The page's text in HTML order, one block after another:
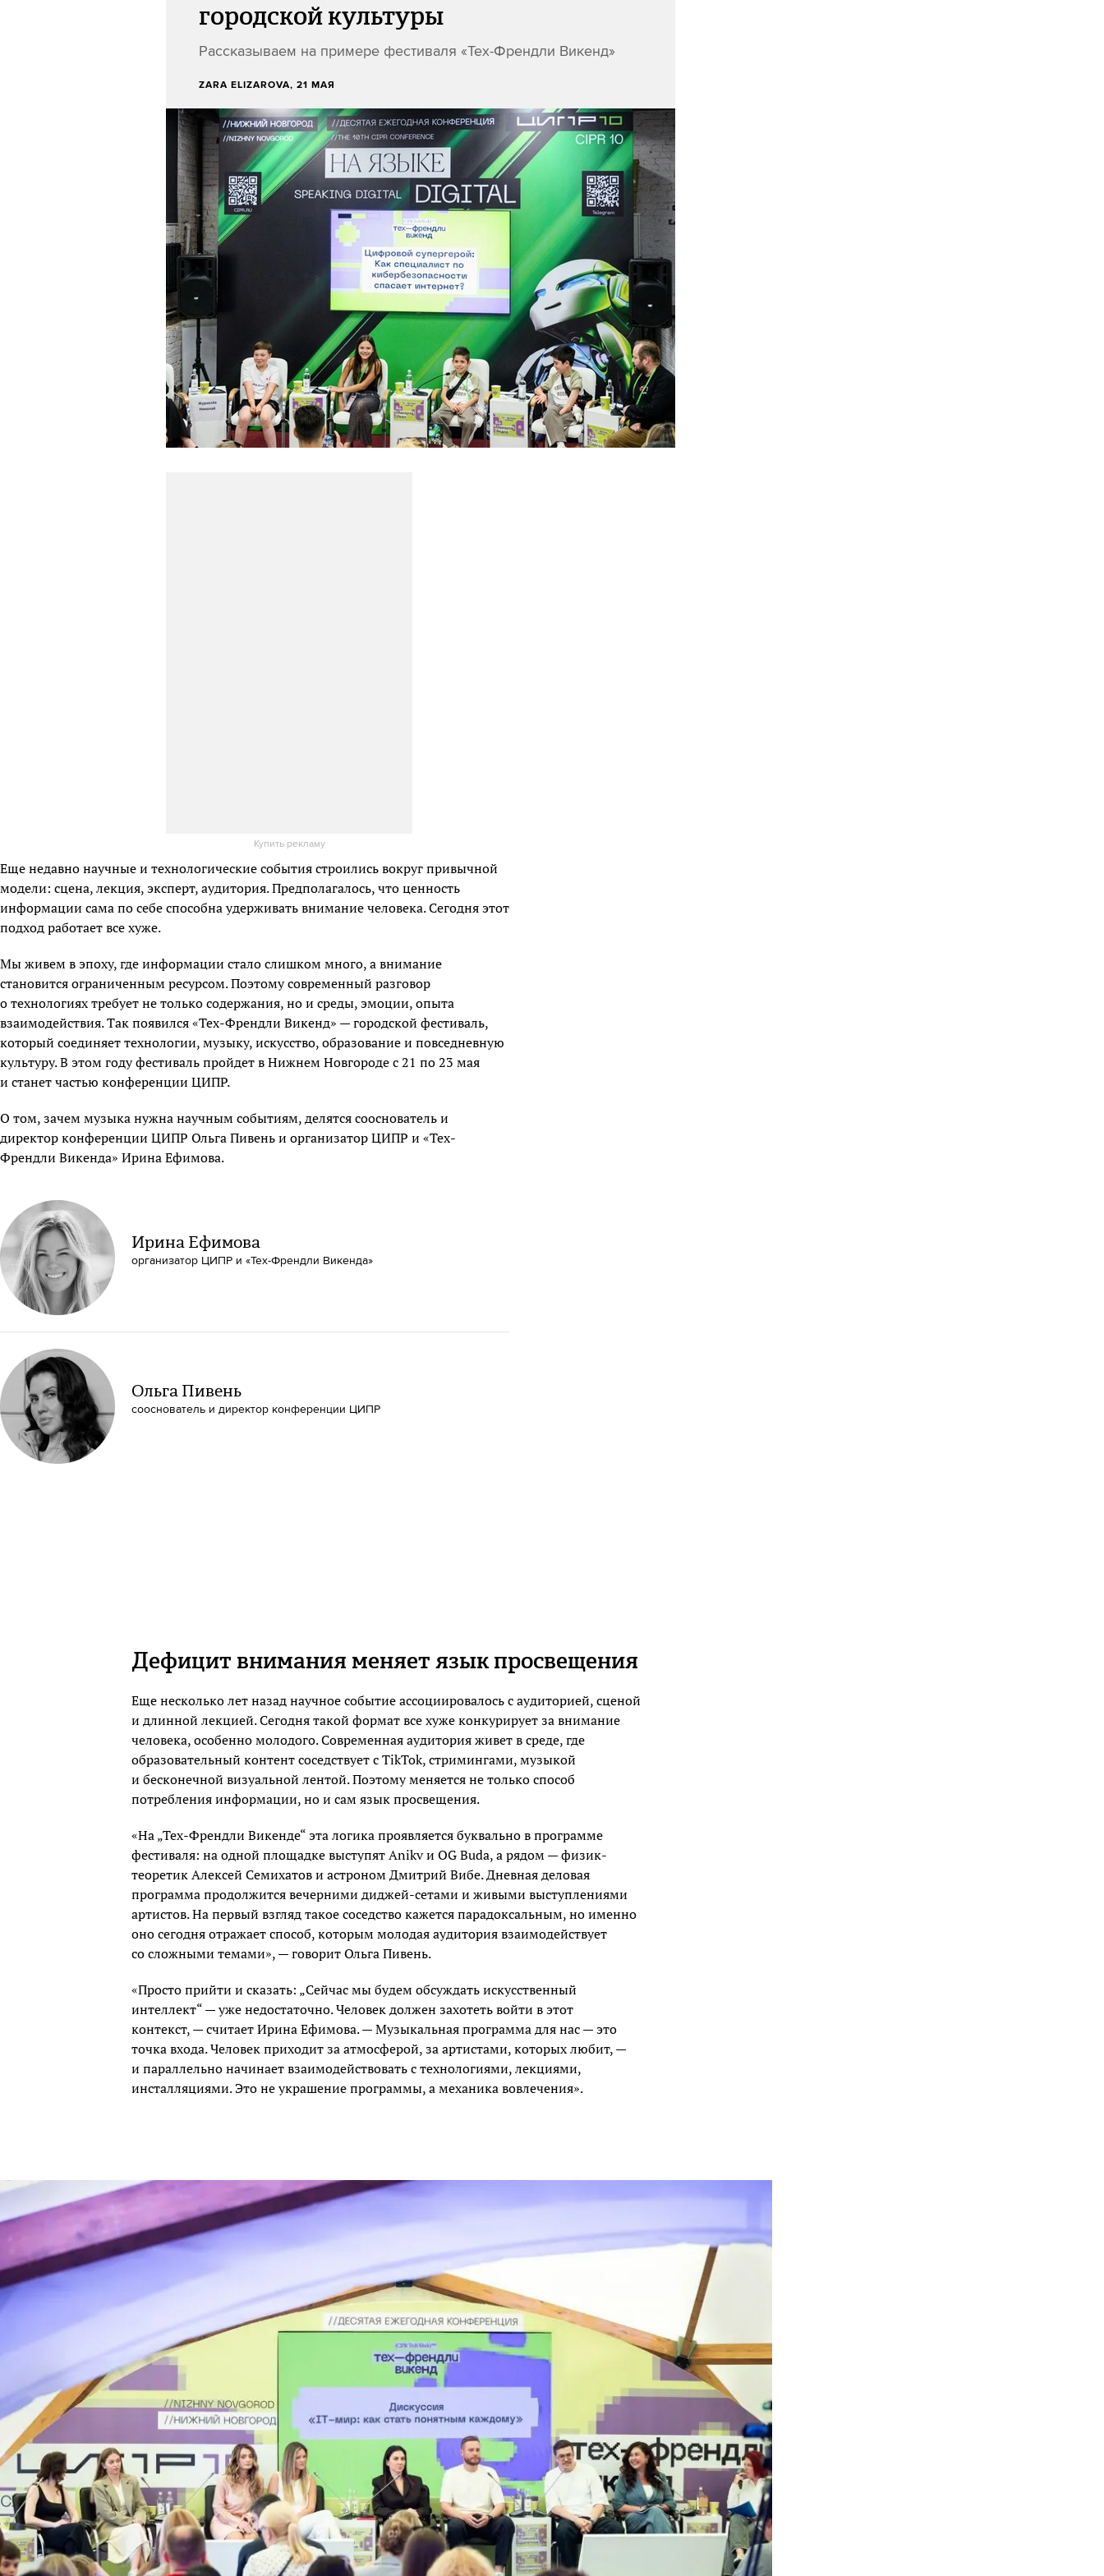
городской культуры
Рассказываем на примере фестиваля «Тех-Френдли Викенд»
ZARA ELIZAROVA, 21 МАЯ
Купить рекламу
Еще недавно научные и технологические события строились вокруг привычной
модели: сцена, лекция, эксперт, аудитория. Предполагалось, что ценность
информации сама по себе способна удерживать внимание человека. Сегодня этот
подход работает все хуже.
Мы живем в эпоху, где информации стало слишком много, а внимание
становится ограниченным ресурсом. Поэтому современный разговор
о технологиях требует не только содержания, но и среды, эмоции, опыта
взаимодействия. Так появился «Тех-Френдли Викенд» — городской фестиваль,
который соединяет технологии, музыку, искусство, образование и повседневную
культуру. В этом году фестиваль пройдет в Нижнем Новгороде с 21 по 23 мая
и станет частью конференции ЦИПР.
О том, зачем музыка нужна научным событиям, делятся сооснователь и
директор конференции ЦИПР Ольга Пивень и организатор ЦИПР и «Тех-
Френдли Викенда» Ирина Ефимова.
Ирина Ефимова
организатор ЦИПР и «Тех-Френдли Викенда»
Ольга Пивень
сооснователь и директор конференции ЦИПР
Дефицит внимания меняет язык просвещения
Еще несколько лет назад научное событие ассоциировалось с аудиторией, сценой
и длинной лекцией. Сегодня такой формат все хуже конкурирует за внимание
человека, особенно молодого. Современная аудитория живет в среде, где
образовательный контент соседствует с TikTok, стримингами, музыкой
и бесконечной визуальной лентой. Поэтому меняется не только способ
потребления информации, но и сам язык просвещения.
«На „Тех-Френдли Викенде“ эта логика проявляется буквально в программе
фестиваля: на одной площадке выступят Anikv и OG Buda, а рядом — физик-
теоретик Алексей Семихатов и астроном Дмитрий Вибе. Дневная деловая
программа продолжится вечерними диджей-сетами и живыми выступлениями
артистов. На первый взгляд такое соседство кажется парадоксальным, но именно
оно сегодня отражает способ, которым молодая аудитория взаимодействует
со сложными темами», — говорит Ольга Пивень.
«Просто прийти и сказать: „Сейчас мы будем обсуждать искусственный
интеллект“ — уже недостаточно. Человек должен захотеть войти в этот
контекст, — считает Ирина Ефимова. — Музыкальная программа для нас — это
точка входа. Человек приходит за атмосферой, за артистами, которых любит, —
и параллельно начинает взаимодействовать с технологиями, лекциями,
инсталляциями. Это не украшение программы, а механика вовлечения».